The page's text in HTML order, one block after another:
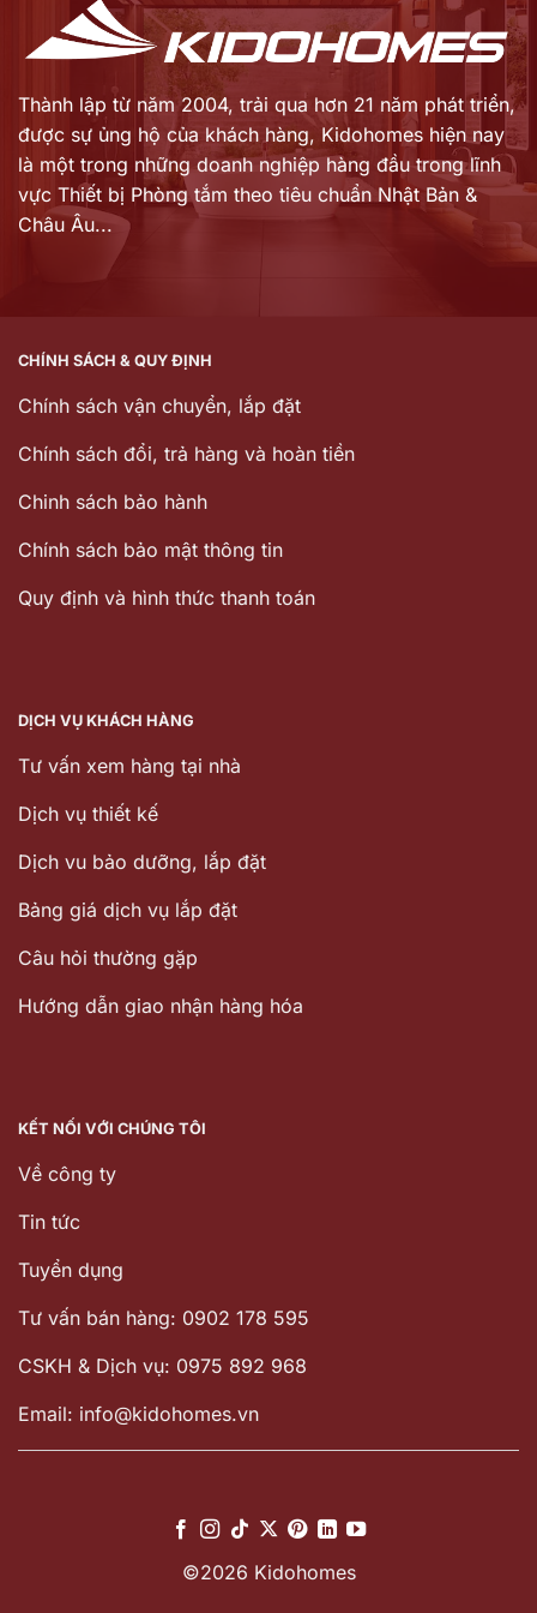
Thành lập từ năm 2004, trải qua hơn 21 năm phát triển,
được sự ủng hộ của khách hàng, Kidohomes hiện nay
là một trong những doanh nghiệp hàng đầu trong lĩnh
vực Thiết bị Phòng tắm theo tiêu chuẩn Nhật Bản &
Châu Âu...
CHÍNH SÁCH & QUY ĐỊNH
Chính sách vận chuyển, lắp đặt
Chính sách đổi, trả hàng và hoàn tiền
Chinh sách bảo hành
Chính sách bảo mật thông tin
Quy định và hình thức thanh toán
DỊCH VỤ KHÁCH HÀNG
Tư vấn xem hàng tại nhà
Dịch vụ thiết kế
Dịch vu bảo dưỡng, lắp đặt
Bảng giá dịch vụ lắp đặt
Câu hỏi thường gặp
Hướng dẫn giao nhận hàng hóa
KẾT NỐI VỚI CHÚNG TÔI
Về công ty
Tin tức
Tuyển dụng
Tư vấn bán hàng: 0902 178 595
CSKH & Dịch vụ: 0975 892 968
Email: info@kidohomes.vn
©2026 Kidohomes